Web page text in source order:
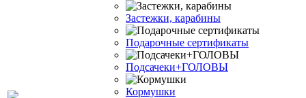
Застежки, карабины
Подарочные сертификаты
Подсачеки+ГОЛОВЫ
Кормушки